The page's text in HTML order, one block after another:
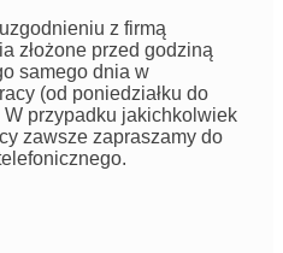
z firmą
złożone przed godziną
samego dnia w
(od poniedziałku do
przypadku jakichkolwiek
zawsze zapraszamy do